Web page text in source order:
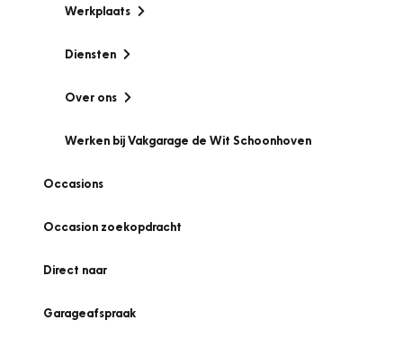
Werkplaats
Diensten
Over ons
Werken bij Vakgarage de Wit Schoonhoven
Occasions
Occasion zoekopdracht
Direct naar
Garageafspraak